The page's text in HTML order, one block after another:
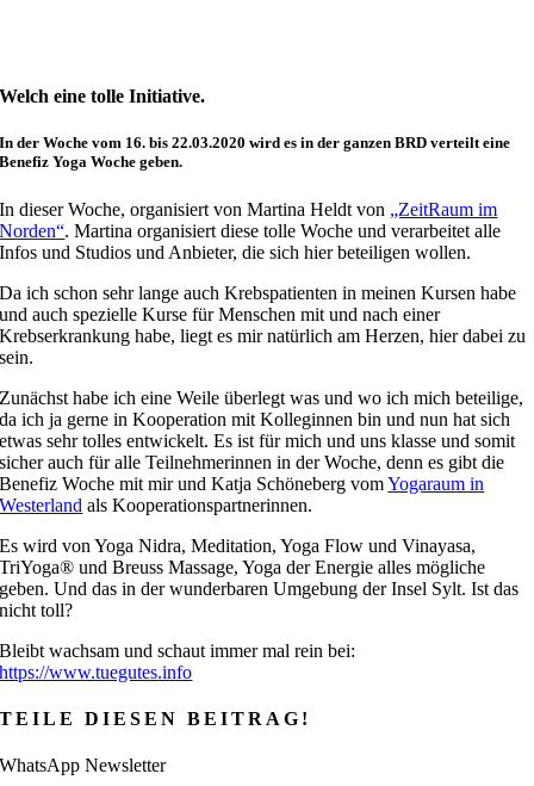
Welch eine tolle Initiative.
In der Woche vom 16. bis 22.03.2020 wird es in der ganzen BRD verteilt eine
Benefiz Yoga Woche geben.
In dieser Woche, organisiert von Martina Heldt von „ZeitRaum im
Norden“. Martina organisiert diese tolle Woche und verarbeitet alle
Infos und Studios und Anbieter, die sich hier beteiligen wollen.
Da ich schon sehr lange auch Krebspatienten in meinen Kursen habe
und auch spezielle Kurse für Menschen mit und nach einer
Krebserkrankung habe, liegt es mir natürlich am Herzen, hier dabei zu
sein.
Zunächst habe ich eine Weile überlegt was und wo ich mich beteilige,
da ich ja gerne in Kooperation mit Kolleginnen bin und nun hat sich
etwas sehr tolles entwickelt. Es ist für mich und uns klasse und somit
sicher auch für alle Teilnehmerinnen in der Woche, denn es gibt die
Benefiz Woche mit mir und Katja Schöneberg vomYogaraum in
Westerland als Kooperationspartnerinnen.
Es wird von Yoga Nidra, Meditation, Yoga Flow und Vinayasa,
TriYoga® und Breuss Massage, Yoga der Energie alles mögliche
geben. Und das in der wunderbaren Umgebung der Insel Sylt. Ist das
nicht toll?
Bleibt wachsam und schaut immer mal rein bei:
https://www.tuegutes.info
TEILE DIESEN BEITRAG!
WhatsApp Newsletter